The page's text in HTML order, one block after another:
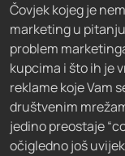
Čovjek kojeg je
marketing u
problem
kupcima i što ih je
reklame koje Vam
društvenim
jedino preostaje
očigledno još